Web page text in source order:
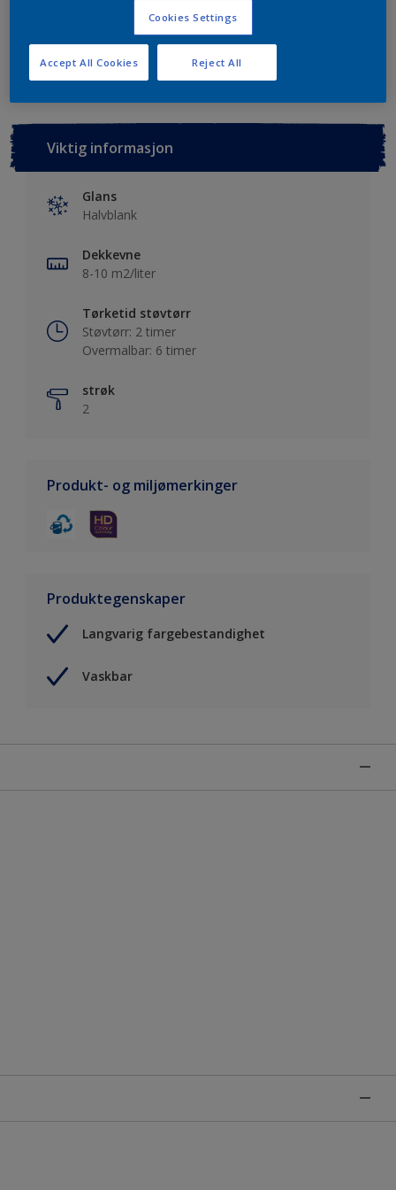
Lagre i dine prosjekter Finn en forhandler
Viktig informasjon
Glans
Halvblank
Dekkevne
8-10 m2/liter
Tørketid støvtørr
Støvtørr: 2 timer
Overmalbar: 6 timer
strøk
2
Produkt- og miljømerkinger
Produktegenskaper
Langvarig fargebestandighet
Vaskbar
Cookies Settings
Reject All
Accept All Cookies